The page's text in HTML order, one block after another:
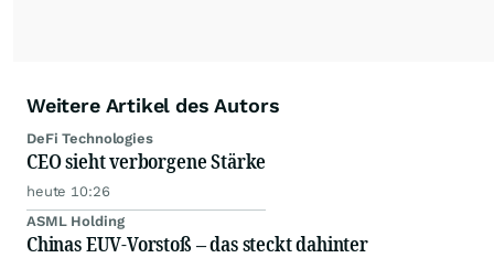
Weitere Artikel des Autors
DeFi Technologies
CEO sieht verborgene Stärke
heute 10:26
ASML Holding
Chinas EUV-Vorstoß – das steckt dahinter